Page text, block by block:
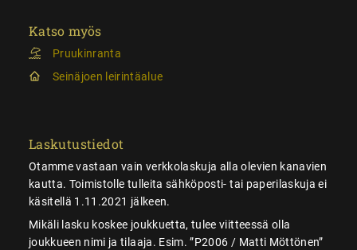
Katso myös
Pruukinranta
Seinäjoen leirintäalue
Laskutustiedot
Otamme vastaan vain verkkolaskuja alla olevien kanavien
kautta. Toimistolle tulleita sähköposti- tai paperilaskuja ei
käsitellä 1.11.2021 jälkeen.
Mikäli lasku koskee joukkuetta, tulee viitteessä olla
joukkueen nimi ja tilaaja. Esim. ”P2006 / Matti Möttönen”